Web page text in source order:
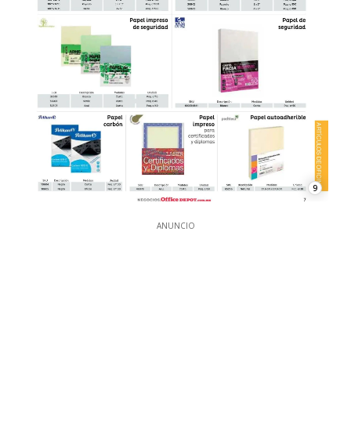
9
ANUNCIO